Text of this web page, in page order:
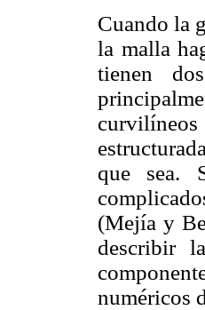
Cuando la
la malla
tienen
que sea.
(Mejía y
describir
numéricos